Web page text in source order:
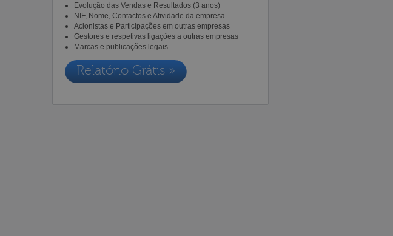
Evolução das Vendas e Resultados (3 anos)
NIF, Nome, Contactos e Atividade da empresa
Acionistas e Participações em outras empresas
Gestores e respetivas ligações a outras empresas
Marcas e publicações legais
Relatório Grátis »